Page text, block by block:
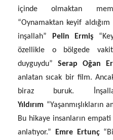
içinde olmaktan
“Oynamaktan keyif
inşallah”
Pelin Ermiş “
özellikle o bölgede
duyguydu”
Serap Oğan
anlatan sıcak bir film.
biraz buruk.
Yıldırım “Yaşanmışlıkların
Bu hikaye insanların
anlatıyor.”
Emre Ertunç